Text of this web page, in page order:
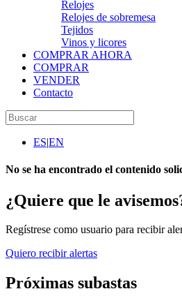
Relojes
Relojes de sobremesa
Tejidos
Vinos y licores
COMPRAR AHORA
COMPRAR
VENDER
Contacto
ES|EN
No se ha encontrado el contenido
¿Quiere que le
Regístrese como usuario para recibir
Quiero recibir alertas
Próximas subastas